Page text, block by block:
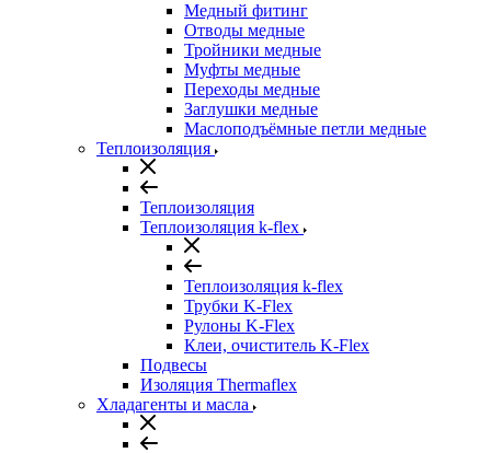
Медный фитинг
Отводы медные
Тройники медные
Муфты медные
Переходы медные
Заглушки медные
Маслоподъёмные петли медные
Теплоизоляция
Теплоизоляция
Теплоизоляция k-flex
Теплоизоляция k-flex
Трубки K-Flex
Рулоны K-Flex
Клеи, очиститель K-Flex
Подвесы
Изоляция Thermaflex
Хладагенты и масла